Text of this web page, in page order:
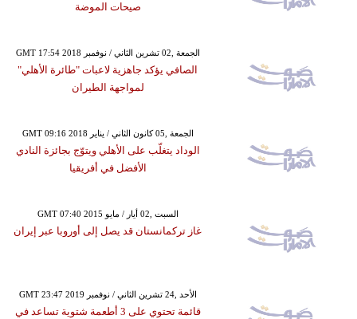
صيحات الموضة
GMT 17:54 2018 الجمعة ,02 تشرين الثاني / نوفمبر
الصافي يؤكد جاهزية لاعبات "طائرة الأهلي"
لمواجهة الطيران
GMT 09:16 2018 الجمعة ,05 كانون الثاني / يناير
الوداد يتغلّب على الأهلي ويتوّج بجائزة النادي
الأفضل في أفريقيا
GMT 07:40 2015 السبت ,02 أيار / مايو
غاز تركمانستان قد يصل إلى أوروبا عبر إيران
GMT 23:47 2019 الأحد ,24 تشرين الثاني / نوفمبر
قائمة تحتوي على 3 أطعمة شتوية تساعد في